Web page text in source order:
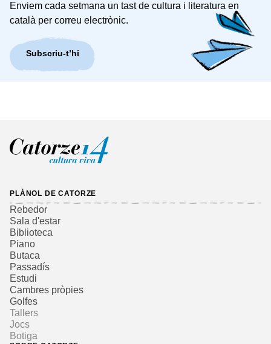
Enviem cada setmana un tast de cultura i literatura en
català per correu electrònic.
Subscriu-t’hi
PLÀNOL DE CATORZE
Rebedor
Sala d'estar
Biblioteca
Piano
Butaca
Passadís
Estudi
Cambres pròpies
Golfes
Tallers
Jocs
Botiga